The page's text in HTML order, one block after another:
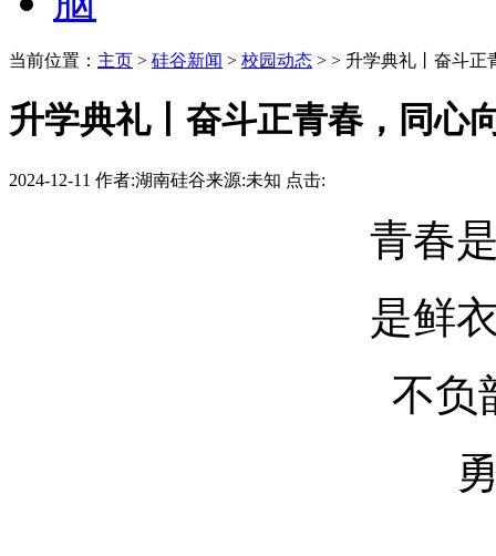
当前位置： 主页 > 硅谷新闻 > 校园动态 > > 升学典礼丨奋斗正
升学典礼丨奋斗正青春，同心
2024-12-11 作者:湖南硅谷来源:未知 点击:
青春
是鲜
不负